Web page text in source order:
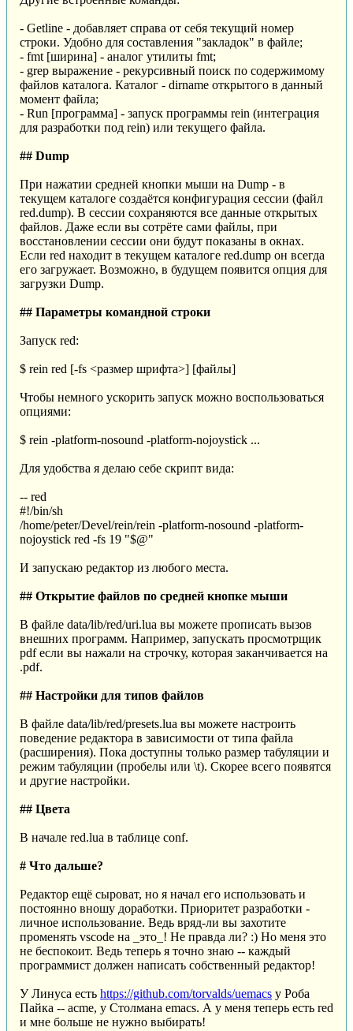
- Getline - добавляет справа от себя текущий номер
строки. Удобно для составления "закладок" в файле;
- fmt [ширина] - аналог утилиты fmt;
- grep выражение - рекурсивный поиск по содержимому
файлов каталога. Каталог - dirname открытого в данный
момент файла;
- Run [программа] - запуск программы rein (интеграция
для разработки под rein) или текущего файла.
## Dump
При нажатии средней кнопки мыши на Dump - в
текущем каталоге создаётся конфигурация сессии (файл
red.dump). В сессии сохраняются все данные открытых
файлов. Даже если вы сотрёте сами файлы, при
восстановлении сессии они будут показаны в окнах.
Если red находит в текущем каталоге red.dump он всегда
его загружает. Возможно, в будущем появится опция для
загрузки Dump.
## Параметры командной строки
Запуск red:
$ rein red [-fs <размер шрифта>] [файлы]
Чтобы немного ускорить запуск можно воспользоваться
опциями:
$ rein -platform-nosound -platform-nojoystick ...
Для удобства я делаю себе скрипт вида:
-- red
#!/bin/sh
/home/peter/Devel/rein/rein -platform-nosound -platform-
nojoystick red -fs 19 "$@"
И запускаю редактор из любого места.
## Открытие файлов по средней кнопке мыши
В файле data/lib/red/uri.lua вы можете прописать вызов
внешних программ. Например, запускать просмотрщик
pdf если вы нажали на строчку, которая заканчивается на
.pdf.
## Настройки для типов файлов
В файле data/lib/red/presets.lua вы можете настроить
поведение редактора в зависимости от типа файла
(расширения). Пока доступны только размер табуляции и
режим табуляции (пробелы или \t). Скорее всего появятся
и другие настройки.
## Цвета
В начале red.lua в таблице conf.
# Что дальше?
Редактор ещё сыроват, но я начал его использовать и
постоянно вношу доработки. Приоритет разработки -
личное использование. Ведь вряд-ли вы захотите
променять vscode на _это_! Не правда ли? :) Но меня это
не беспокоит. Ведь теперь я точно знаю -- каждый
программист должен написать собственный редактор!
У Линуса есть https://github.com/torvalds/uemacs у Роба
Пайка -- acme, у Столмана emacs. А у меня теперь есть red
и мне больше не нужно выбирать!